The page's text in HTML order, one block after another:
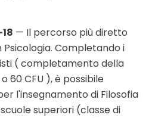
— Il percorso più diretto
Completando i
( completamento della
60 CFU ), è possibile
l'insegnamento di Filosofia
superiori (classe di